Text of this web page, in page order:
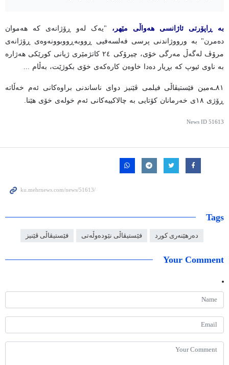
بە ڕاپۆرتی ئاژانسی هەواڵی مێهر، "یەک لەو ڕۆژانەی کە هەموان
دەمرن" بە ورووژاندنی پرسی فەلسەفیی ڕووبەڕووبوونەوەی ڕۆژانەی
مرۆڤ لەگەڵ مەرگی خۆی، چیرۆکی ٢٤ کاتژمێری ژیانی کورێکی هەژارە
بە ناوی ئیوپ کە بڕیار دەدا خاوەن کارەکەی خۆی بکوژێت، بەڵام ...
٨١ـەمین فێستیڤاڵی فیلمی ڤێنیز دوای ناساندنی براوەکانی ئەم خەڵاتە
ڕۆژی ١٨ی خەرمانان کۆتایی بە چالاکییەکانی ئەم خولەی خۆی هێنا.
News ID 51613
Tags
دەرهێنەری کورد فێستیڤاڵی نێودەوڵەتی فێستیڤاڵی ڤێنیز
Your Comment